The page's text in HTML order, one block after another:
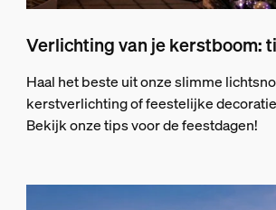
Verlichting van je kerstboom:
Haal het beste uit onze slimme
kerstverlichting of feestelijke
Bekijk onze tips voor de feestdagen!